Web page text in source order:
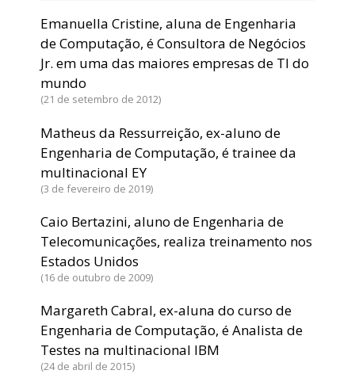
Emanuella Cristine, aluna de Engenharia
de Computação, é Consultora de Negócios
Jr. em uma das maiores empresas de TI do
mundo
21 de setembro de 2012
Matheus da Ressurreição, ex-aluno de
Engenharia de Computação, é trainee da
multinacional EY
3 de fevereiro de 2019
Caio Bertazini, aluno de Engenharia de
Telecomunicações, realiza treinamento nos
Estados Unidos
16 de outubro de 2009
Margareth Cabral, ex-aluna do curso de
Engenharia de Computação, é Analista de
Testes na multinacional IBM
24 de abril de 2015